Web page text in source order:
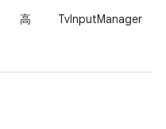
高 TvInputManager